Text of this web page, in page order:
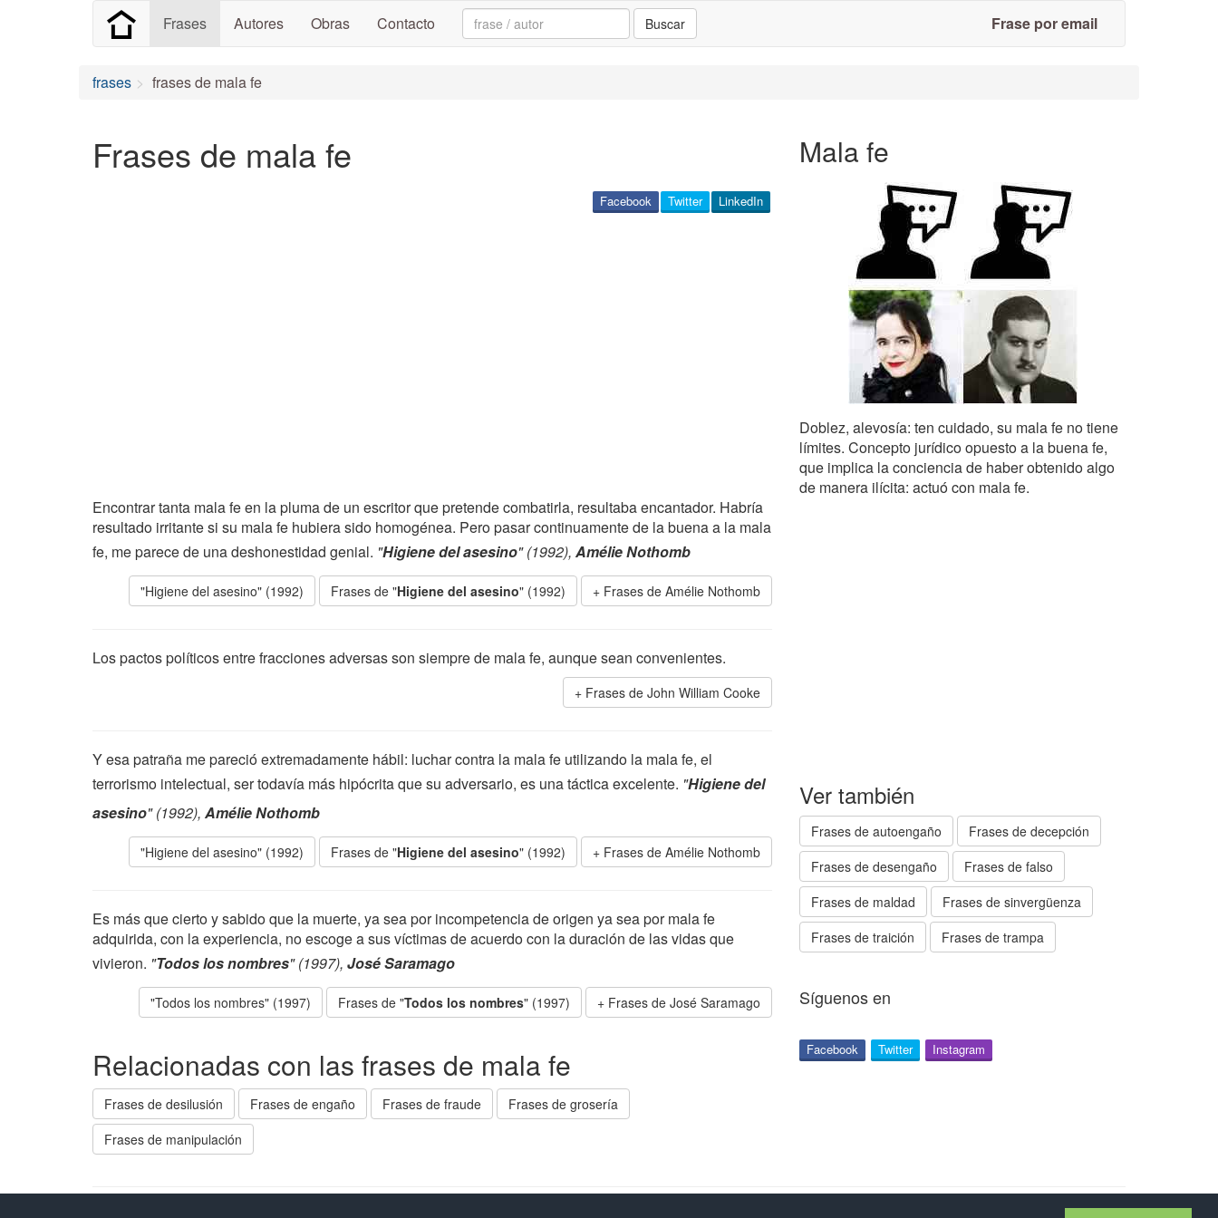
Frases Autores Obras Contacto Search: Buscar Frase por email
frases frases de mala fe
Frases de mala fe
LinkedIn
Twitter
Facebook
Encontrar tanta mala fe en la pluma de un escritor que pretende combatirla, resultaba encantador. Habría
resultado irritante si su mala fe hubiera sido homogénea. Pero pasar continuamente de la buena a la mala
fe, me parece de una deshonestidad genial. "Higiene del asesino" (1992), Amélie Nothomb
"Higiene del asesino" (1992) Frases de "Higiene del asesino" (1992) Frases de Amélie Nothomb
Los pactos políticos entre fracciones adversas son siempre de mala fe, aunque sean convenientes.
Frases de John William Cooke
Y esa patraña me pareció extremadamente hábil: luchar contra la mala fe utilizando la mala fe, el
terrorismo intelectual, ser todavía más hipócrita que su adversario, es una táctica excelente. "Higiene del
asesino" (1992), Amélie Nothomb
"Higiene del asesino" (1992) Frases de "Higiene del asesino" (1992) Frases de Amélie Nothomb
Es más que cierto y sabido que la muerte, ya sea por incompetencia de origen ya sea por mala fe
adquirida, con la experiencia, no escoge a sus víctimas de acuerdo con la duración de las vidas que
vivieron. "Todos los nombres" (1997), José Saramago
"Todos los nombres" (1997) Frases de "Todos los nombres" (1997) Frases de José Saramago
Relacionadas con las frases de mala fe
Frases de desilusión Frases de engaño Frases de fraude
Frases de grosería
Frases de manipulación
Mala fe
Doblez, alevosía: ten cuidado, su mala fe no tiene
límites. Concepto jurídico opuesto a la buena fe,
que implica la conciencia de haber obtenido algo
de manera ilícita: actuó con mala fe.
Ver también
Frases de autoengaño
Frases de decepción
Frases de desengaño
Frases de falso
Frases de maldad
Frases de sinvergüenza
Frases de traición
Frases de trampa
Síguenos en
Facebook Twitter Instagram